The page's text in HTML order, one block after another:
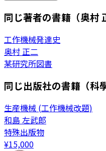
同じ著者の書籍（奥村
工作機械発達史
奥村 正二
某研究所図書
同じ出版社の書籍（科
生産機械 (工作機械改題)
和島 左武郎
特殊出版物
¥15,000